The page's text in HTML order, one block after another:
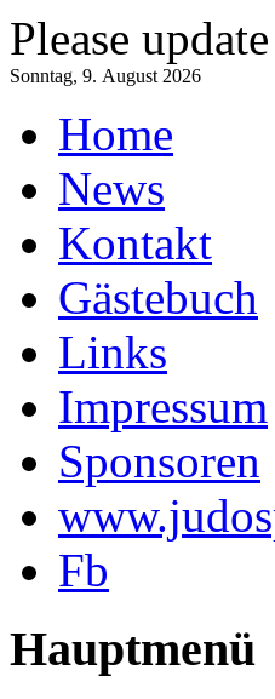
Please
Sonntag, 9. August 2026
Home
News
Kontakt
Gästebuch
Links
Impressum
Sponsoren
Fb
Hauptmenü